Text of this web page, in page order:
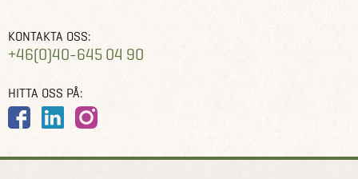
KONTAKTA OSS:
+46(0)40-645 04 90
HITTA OSS PÅ: